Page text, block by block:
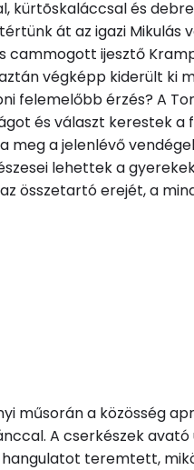
kürtõskaláccsal és
át az igazi Mikulás
cammogott ijesztő
végképp kiderült ki
felemelőbb érzés? A
és választ kerestek a
a jelenlévő
lehettek a
összetartó erejét, a
műsorán a közösség
A cserkészek
teremtett,